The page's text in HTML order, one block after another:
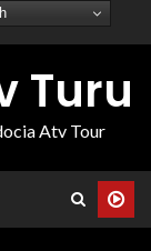
Turu
Atv Tour